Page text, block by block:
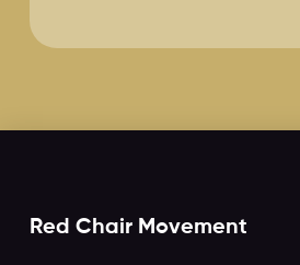
Red Chair Movement